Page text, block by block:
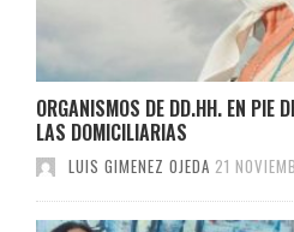
ORGANISMOS DE DD.HH. EN PIE
LAS DOMICILIARIAS
LUIS GIMENEZ OJEDA 21